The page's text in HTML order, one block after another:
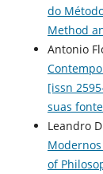
do
Method
Antonio
[issn
suas
Leandro
of